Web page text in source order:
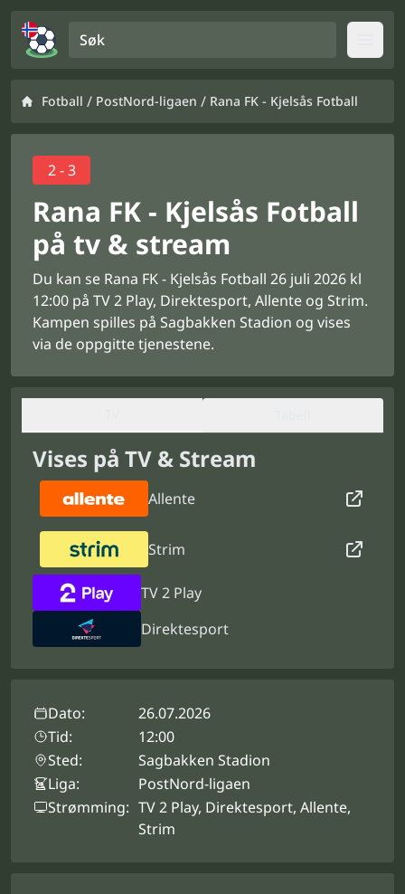
Fotball / PostNord-ligaen / Rana FK - Kjelsås Fotball
2 - 3
Rana FK - Kjelsås Fotball
på tv & stream
Du kan se Rana FK - Kjelsås Fotball 26 juli 2026 kl
12:00 på TV 2 Play, Direktesport, Allente og Strim.
Kampen spilles på Sagbakken Stadion og vises
via de oppgitte tjenestene.
Vises på TV & Stream
Allente
Strim
TV 2 Play
Direktesport
Dato:
26.07.2026
Tid:
12:00
Sted:
Sagbakken Stadion
Liga:
PostNord-ligaen
Strømming: TV 2 Play, Direktesport, Allente,
Strim